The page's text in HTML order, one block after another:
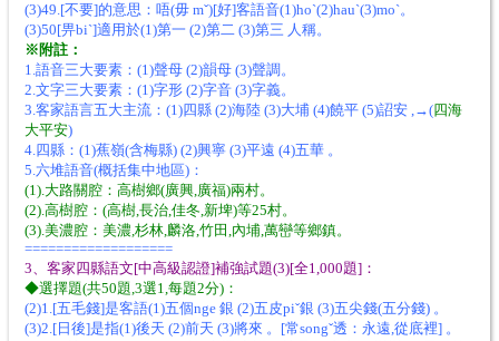
(3)49.[不要]的意思：唔(毋 mˇ)[好]客語音(1)hoˋ(2)hauˋ(3)moˋ。
(3)50[畀biˋ]適用於(1)第一 (2)第二 (3)第三 人稱。
※附註：
1.語音三大要素：(1)聲母 (2)韻母 (3)聲調。
2.文字三大要素：(1)字形 (2)字音 (3)字義。
3.客家語言五大主流：(1)四縣 (2)海陸 (3)大埔 (4)饒平 (5)詔安 ,→(四海
大平安)
4.四縣：(1)蕉嶺(含梅縣) (2)興寧 (3)平遠 (4)五華 。
5.六堆語音(概括集中地區)：
(1).大路關腔：高樹鄉(廣興,廣福)兩村。
(2).高樹腔：(高樹,長治,佳冬,新埤)等25村。
(3).美濃腔：美濃,杉林,麟洛,竹田,內埔,萬巒等鄉鎮。
===================
3、客家四縣語文[中高級認證]補強試題(3)[全1,000題]：
◆選擇題(共50題,3選1,每題2分)：
(2)1.[五毛錢]是客語(1)五個nge 銀 (2)五皮piˇ銀 (3)五尖錢(五分錢) 。
(3)2.[日後]是指(1)後天 (2)前天 (3)將來 。[常songˇ透：永遠,從底裡] 。